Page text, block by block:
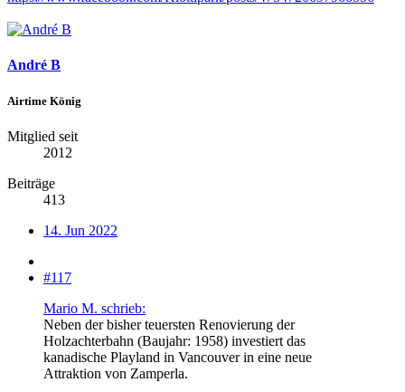
André B
Airtime König
Mitglied seit
2012
Beiträge
413
14. Jun 2022
#117
Mario M. schrieb:
Neben der bisher teuersten Renovierung der
Holzachterbahn (Baujahr: 1958) investiert das
kanadische Playland in Vancouver in eine neue
Attraktion von Zamperla.